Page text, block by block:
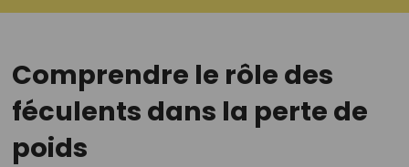
Comprendre le rôle des
féculents dans la perte de
poids